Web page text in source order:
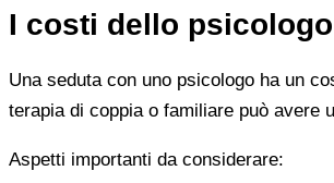
I costi dello
Una seduta con uno psicologo ha un
terapia di coppia o familiare può avere
Aspetti importanti da considerare: